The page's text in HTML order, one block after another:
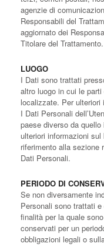
agenzie di
Responsabili del
aggiornato dei
Titolare del Trattamento.
LUOGO
I Dati sono trattati
altro luogo in cui le
localizzate. Per
I Dati Personali
paese diverso da
ulteriori informazioni sul
riferimento alla sezione
Dati Personali.
PERIODO DI
Se non diversamente
Personali sono trattati
finalità per la quale
conservati per un
obbligazioni legali o